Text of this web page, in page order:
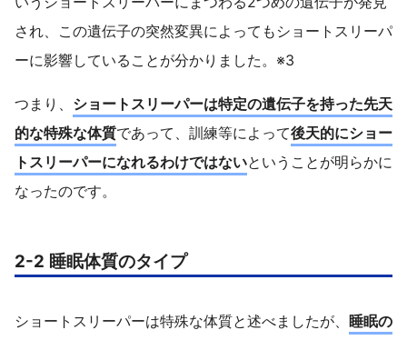
され、この遺伝子の突然変異によってもショートスリーパ
ーに影響していることが分かりました。※3
つまり、 ショートスリーパーは特定の遺伝子を持った先天
的な特殊な体質であって、訓練等によって後天的にショー
トスリーパーになれるわけではないということが明らかに
なったのです。
2-2 睡眠体質のタイプ
ショートスリーパーは特殊な体質と述べましたが、 睡眠の